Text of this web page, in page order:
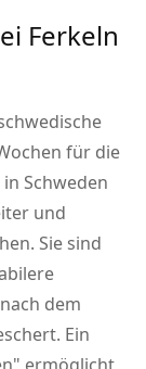
Ferkeln
für die
Schweden
und
Sie sind
dem
Ein